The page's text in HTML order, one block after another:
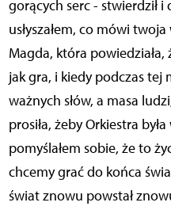
gorących serc - stwierdził i
usłyszałem, co mówi
Magda, która powiedziała,
jak gra, i kiedy podczas tej
ważnych słów, a masa
prosiła, żeby Orkiestra
pomyślałem sobie, że to
chcemy grać do końca
świat znowu powstał